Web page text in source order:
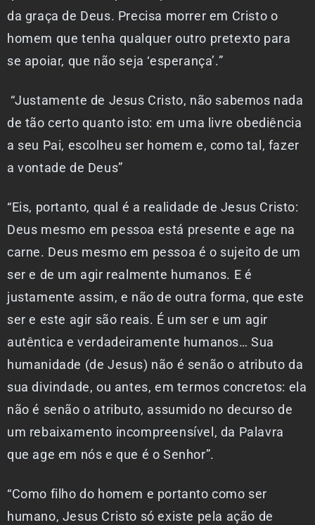
da graça de Deus. Precisa morrer em Cristo o
homem que tenha qualquer outro pretexto para
se apoiar, que não seja ‘esperança’.”
“Justamente de Jesus Cristo, não sabemos nada
de tão certo quanto isto: em uma livre obediência
a seu Pai, escolheu ser homem e, como tal, fazer
a vontade de Deus”
“Eis, portanto, qual é a realidade de Jesus Cristo:
Deus mesmo em pessoa está presente e age na
carne. Deus mesmo em pessoa é o sujeito de um
ser e de um agir realmente humanos. E é
justamente assim, e não de outra forma, que este
ser e este agir são reais. É um ser e um agir
autêntica e verdadeiramente humanos… Sua
humanidade (de Jesus) não é senão o atributo da
sua divindade, ou antes, em termos concretos: ela
não é senão o atributo, assumido no decurso de
um rebaixamento incompreensível, da Palavra
que age em nós e que é o Senhor”.
“Como filho do homem e portanto como ser
humano, Jesus Cristo só existe pela ação de